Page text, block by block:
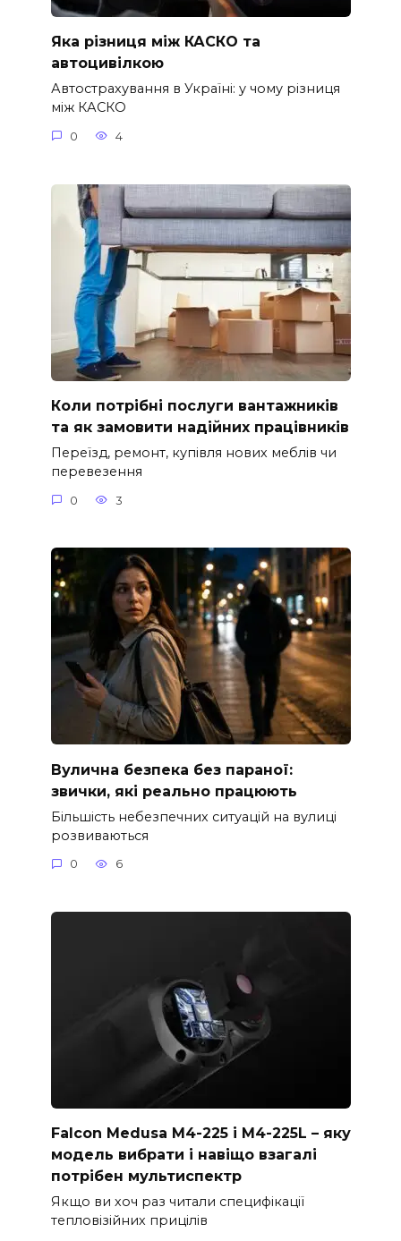
Яка різниця між КАСКО та
автоцивілкою
Автострахування в Україні: у чому різниця
між КАСКО
0 4
Коли потрібні послуги вантажників
та як замовити надійних працівників
Переїзд, ремонт, купівля нових меблів чи
перевезення
0 3
Вулична безпека без параної:
звички, які реально працюють
Більшість небезпечних ситуацій на вулиці
розвиваються
0 6
Falcon Medusa M4-225 і M4-225L – яку
модель вибрати і навіщо взагалі
потрібен мультиспектр
Якщо ви хоч раз читали специфікації
тепловізійних прицілів